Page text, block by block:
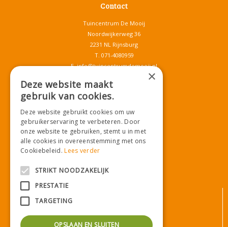
Contact
Tuincentrum De Mooij
Noordwijkerweg 36
2231 NL Rijnsburg
T. 071-4080959
E.info@tuincentrumdemooij.nl
Download onze App!
×
Deze website maakt
gebruik van cookies.
Deze website gebruikt cookies om uw
gebruikerservaring te verbeteren. Door
onze website te gebruiken, stemt u in met
alle cookies in overeenstemming met ons
Cookiebeleid.Lees verder
STRIKT NOODZAKELIJK
PRESTATIE
TARGETING
OPSLAAN EN SLUITEN